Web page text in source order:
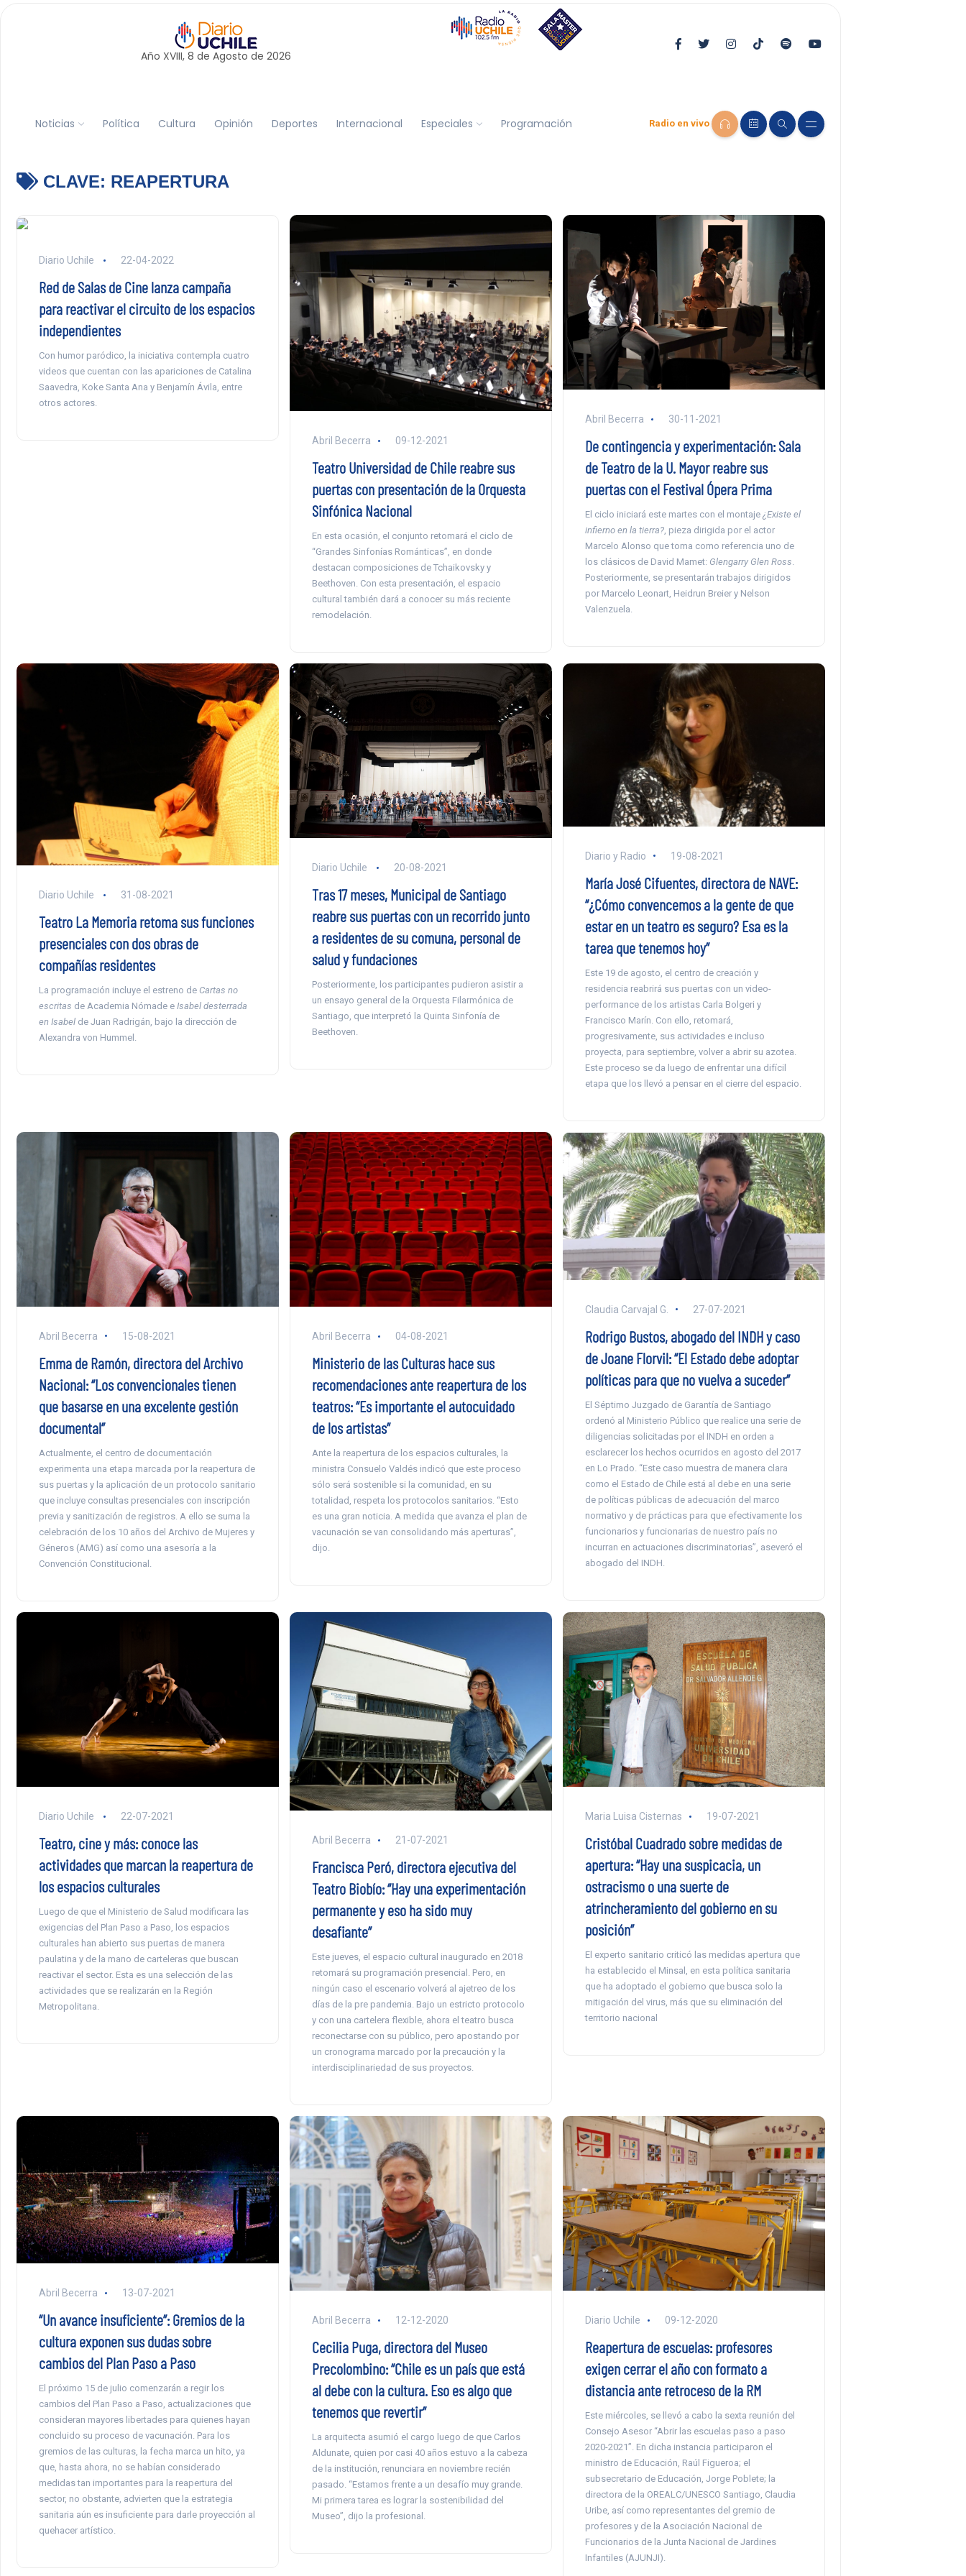
Año XVIII, 8 de Agosto de 2026
Noticias Política Cultura Opinión Deportes Internacional Especiales Programación Radio en vivo
CLAVE: REAPERTURA
Diario Uchile 22-04-2022
Red de Salas de Cine lanza campaña
para reactivar el circuito de los espacios
independientes
Con humor paródico, la iniciativa contempla cuatro
videos que cuentan con las apariciones de Catalina
Saavedra, Koke Santa Ana y Benjamín Ávila, entre
otros actores.
Abril Becerra 09-12-2021
Teatro Universidad de Chile reabre sus
puertas con presentación de la Orquesta
Sinfónica Nacional
En esta ocasión, el conjunto retomará el ciclo de
“Grandes Sinfonías Románticas”, en donde
destacan composiciones de Tchaikovsky y
Beethoven. Con esta presentación, el espacio
cultural también dará a conocer su más reciente
remodelación.
Abril Becerra 30-11-2021
De contingencia y experimentación: Sala
de Teatro de la U. Mayor reabre sus
puertas con el Festival Ópera Prima
El ciclo iniciará este martes con el montaje ¿Existe el
infierno en la tierra?, pieza dirigida por el actor
Marcelo Alonso que toma como referencia uno de
los clásicos de David Mamet: Glengarry Glen Ross.
Posteriormente, se presentarán trabajos dirigidos
por Marcelo Leonart, Heidrun Breier y Nelson
Valenzuela.
Diario Uchile 31-08-2021
Teatro La Memoria retoma sus funciones
presenciales con dos obras de
compañías residentes
La programación incluye el estreno de Cartas no
escritas de Academia Nómade e Isabel desterrada
en Isabelde Juan Radrigán, bajo la dirección de
Alexandra von Hummel.
Diario Uchile 20-08-2021
Tras 17 meses, Municipal de Santiago
reabre sus puertas con un recorrido junto
a residentes de su comuna, personal de
salud y fundaciones
Posteriormente, los participantes pudieron asistir a
un ensayo general de la Orquesta Filarmónica de
Santiago, que interpretó la Quinta Sinfonía de
Beethoven.
Diario y Radio 19-08-2021
María José Cifuentes, directora de NAVE:
“¿Cómo convencemos a la gente de que
estar en un teatro es seguro? Esa es la
tarea que tenemos hoy”
Este 19 de agosto, el centro de creación y
residencia reabrirá sus puertas con un video-
performance de los artistas Carla Bolgeri y
Francisco Marín. Con ello, retomará,
progresivamente, sus actividades e incluso
proyecta, para septiembre, volver a abrir su azotea.
Este proceso se da luego de enfrentar una difícil
etapa que los llevó a pensar en el cierre del espacio.
Abril Becerra 15-08-2021
Emma de Ramón, directora del Archivo
Nacional: “Los convencionales tienen
que basarse en una excelente gestión
documental”
Actualmente, el centro de documentación
experimenta una etapa marcada por la reapertura de
sus puertas y la aplicación de un protocolo sanitario
que incluye consultas presenciales con inscripción
previa y sanitización de registros. A ello se suma la
celebración de los 10 años del Archivo de Mujeres y
Géneros (AMG) así como una asesoría a la
Convención Constitucional.
Abril Becerra 04-08-2021
Ministerio de las Culturas hace sus
recomendaciones ante reapertura de los
teatros: “Es importante el autocuidado
de los artistas”
Ante la reapertura de los espacios culturales, la
ministra Consuelo Valdés indicó que este proceso
sólo será sostenible si la comunidad, en su
totalidad, respeta los protocolos sanitarios. “Esto
es una gran noticia. A medida que avanza el plan de
vacunación se van consolidando más aperturas”,
dijo.
Claudia Carvajal G. 27-07-2021
Rodrigo Bustos, abogado del INDH y caso
de Joane Florvil: “El Estado debe adoptar
políticas para que no vuelva a suceder”
El Séptimo Juzgado de Garantía de Santiago
ordenó al Ministerio Público que realice una serie de
diligencias solicitadas por el INDH en orden a
esclarecer los hechos ocurridos en agosto del 2017
en Lo Prado. “Este caso muestra de manera clara
como el Estado de Chile está al debe en una serie
de políticas públicas de adecuación del marco
normativo y de prácticas para que efectivamente los
funcionarios y funcionarias de nuestro país no
incurran en actuaciones discriminatorias”, aseveró el
abogado del INDH.
Diario Uchile 22-07-2021
Teatro, cine y más: conoce las
actividades que marcan la reapertura de
los espacios culturales
Luego de que el Ministerio de Salud modificara las
exigencias del Plan Paso a Paso, los espacios
culturales han abierto sus puertas de manera
paulatina y de la mano de carteleras que buscan
reactivar el sector. Esta es una selección de las
actividades que se realizarán en la Región
Metropolitana.
Abril Becerra 21-07-2021
Francisca Peró, directora ejecutiva del
Teatro Biobío: “Hay una experimentación
permanente y eso ha sido muy
desafiante”
Este jueves, el espacio cultural inaugurado en 2018
retomará su programación presencial. Pero, en
ningún caso el escenario volverá al ajetreo de los
días de la pre pandemia. Bajo un estricto protocolo
y con una cartelera flexible, ahora el teatro busca
reconectarse con su público, pero apostando por
un cronograma marcado por la precaución y la
interdisciplinariedad de sus proyectos.
Maria Luisa Cisternas 19-07-2021
Cristóbal Cuadrado sobre medidas de
apertura: “Hay una suspicacia, un
ostracismo o una suerte de
atrincheramiento del gobierno en su
posición”
El experto sanitario criticó las medidas apertura que
ha establecido el Minsal, en esta política sanitaria
que ha adoptado el gobierno que busca solo la
mitigación del virus, más que su eliminación del
territorio nacional
Abril Becerra 13-07-2021
“Un avance insuficiente”: Gremios de la
cultura exponen sus dudas sobre
cambios del Plan Paso a Paso
El próximo 15 de julio comenzarán a regir los
cambios del Plan Paso a Paso, actualizaciones que
consideran mayores libertades para quienes hayan
concluido su proceso de vacunación. Para los
gremios de las culturas, la fecha marca un hito, ya
que, hasta ahora, no se habían considerado
medidas tan importantes para la reapertura del
sector, no obstante, advierten que la estrategia
sanitaria aún es insuficiente para darle proyección al
quehacer artístico.
Abril Becerra 12-12-2020
Cecilia Puga, directora del Museo
Precolombino: “Chile es un país que está
al debe con la cultura. Eso es algo que
tenemos que revertir”
La arquitecta asumió el cargo luego de que Carlos
Aldunate, quien por casi 40 años estuvo a la cabeza
de la institución, renunciara en noviembre recién
pasado. “Estamos frente a un desafío muy grande.
Mi primera tarea es lograr la sostenibilidad del
Museo”, dijo la profesional.
Diario Uchile 09-12-2020
Reapertura de escuelas: profesores
exigen cerrar el año con formato a
distancia ante retroceso de la RM
Este miércoles, se llevó a cabo la sexta reunión del
Consejo Asesor “Abrir las escuelas paso a paso
2020-2021”. En dicha instancia participaron el
ministro de Educación, Raúl Figueroa; el
subsecretario de Educación, Jorge Poblete; la
directora de la OREALC/UNESCO Santiago, Claudia
Uribe, así como representantes del gremio de
profesores y de la Asociación Nacional de
Funcionarios de la Junta Nacional de Jardines
Infantiles (AJUNJI).